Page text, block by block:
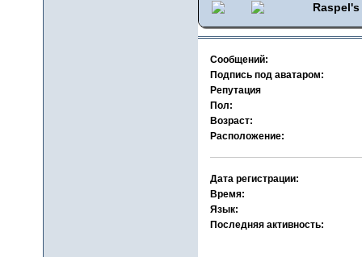
Сообщений:
Подпись под аватаром:
Репутация
Пол:
Возраст:
Расположение:
Дата регистрации:
Время:
Язык:
Последняя активность: